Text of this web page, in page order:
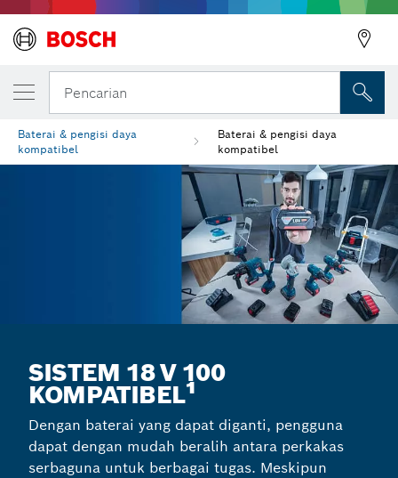
Pencarian
Baterai & pengisi daya
kompatibel
Baterai & pengisi daya
kompatibel
SISTEM 18 V 100
KOMPATIBEL¹
Dengan baterai yang dapat diganti, pengguna
dapat dengan mudah beralih antara perkakas
serbaguna untuk berbagai tugas. Meskipun